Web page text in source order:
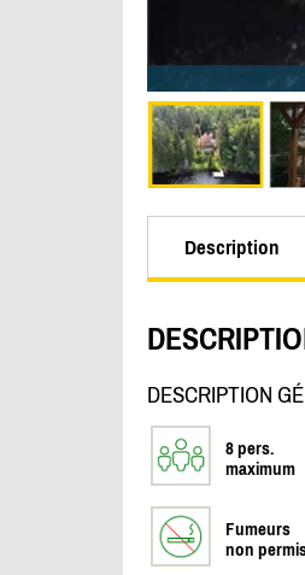
Description
DESCRIPTION
8 pers.
maximum
Fumeurs
non